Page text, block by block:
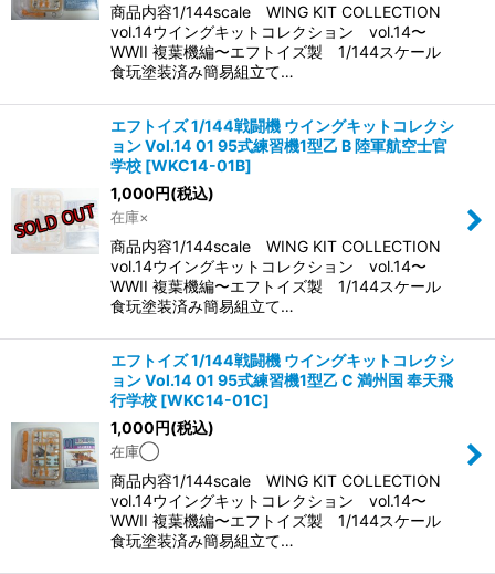
商品内容1/144scale WING KIT COLLECTION
vol.14ウイングキットコレクション vol.14〜
WWII 複葉機編〜エフトイズ製 1/144スケール
食玩塗装済み簡易組立て…
エフトイズ 1/144戦闘機 ウイングキットコレクシ
ョン Vol.14 01 95式練習機1型乙 B 陸軍航空士官
学校 [WKC14-01B]
1,000円(税込)
在庫×
商品内容1/144scale WING KIT COLLECTION
vol.14ウイングキットコレクション vol.14〜
WWII 複葉機編〜エフトイズ製 1/144スケール
食玩塗装済み簡易組立て…
エフトイズ 1/144戦闘機 ウイングキットコレクシ
ョン Vol.14 01 95式練習機1型乙 C 満州国 奉天飛
行学校 [WKC14-01C]
1,000円(税込)
在庫◯
商品内容1/144scale WING KIT COLLECTION
vol.14ウイングキットコレクション vol.14〜
WWII 複葉機編〜エフトイズ製 1/144スケール
食玩塗装済み簡易組立て…